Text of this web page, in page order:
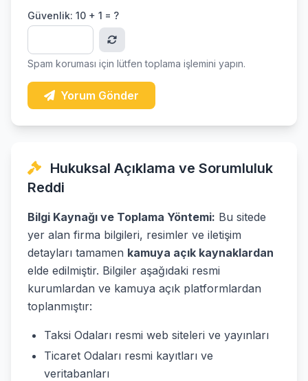
Güvenlik: 10 + 1 = ?
Spam koruması için lütfen toplama işlemini yapın.
Yorum Gönder
Hukuksal Açıklama ve Sorumluluk
Reddi
Bilgi Kaynağı ve Toplama Yöntemi: Bu sitede
yer alan firma bilgileri, resimler ve iletişim
detayları tamamen kamuya açık kaynaklardan
elde edilmiştir. Bilgiler aşağıdaki resmi
kurumlardan ve kamuya açık platformlardan
toplanmıştır:
Taksi Odaları resmi web siteleri ve yayınları
Ticaret Odaları resmi kayıtları ve
veritabanları